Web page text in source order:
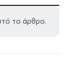
το άρθρο.